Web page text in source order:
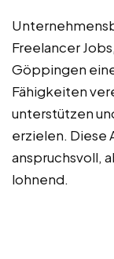
Freelancer
Göppingen
Fähigkeiten
unterstützen
erzielen. Diese
anspruchsvoll,
lohnend.